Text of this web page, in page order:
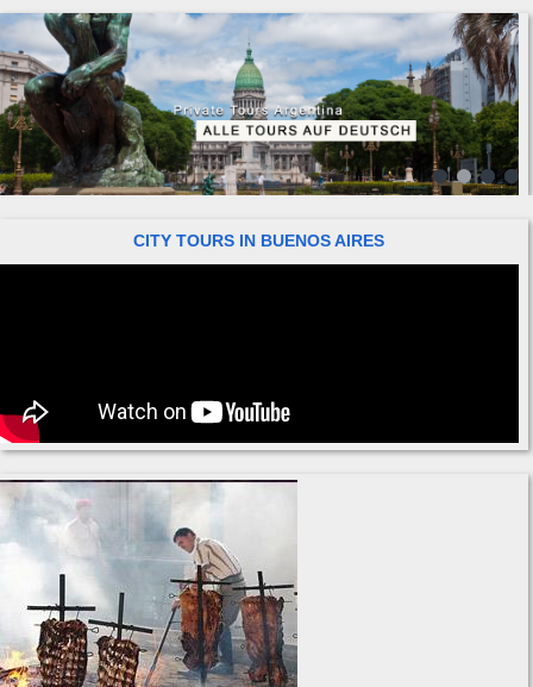
CITY TOURS IN BUENOS AIRES